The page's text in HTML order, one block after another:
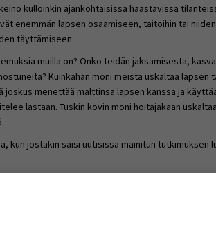
kulloinkin ajankohtaisissa haastavissa
enemmän lapsen osaamiseen, taitoihin tai
täyttämiseen.
muilla on? Onko teidän jaksamisesta,
Kuinkahan moni meistä uskaltaa
joskus menettää malttinsa lapsen kanssa ja
lastaan. Tuskin kovin moni hoitajakaan
kun jostakin saisi uutisissa mainitun tutkimuksen